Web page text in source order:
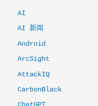
AI
AI 新闻
Android
ArcSight
AttackIQ
CarbonBlack